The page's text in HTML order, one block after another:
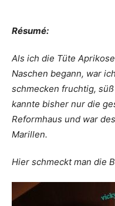
Résumé:
Als ich die Tüte
Naschen begann, war
schmecken fruchtig,
kannte bisher nur die
Reformhaus und war
Marillen.
Hier schmeckt man die